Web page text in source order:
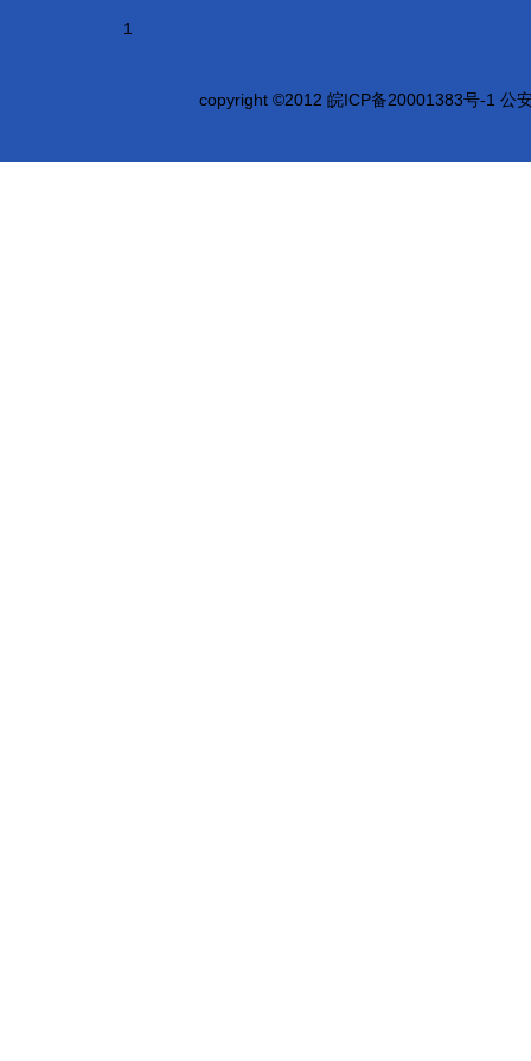
1
copyright ©2012 皖ICP备20001383号-1 公